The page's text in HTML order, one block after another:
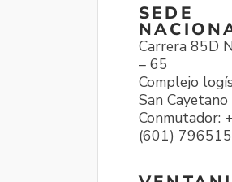
SEDE
Carrera 85D
– 65
Complejo
San Cayetano
Conmutador:
(601)